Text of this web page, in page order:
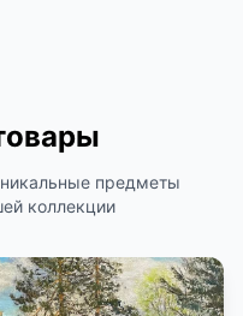
предметы
коллекции